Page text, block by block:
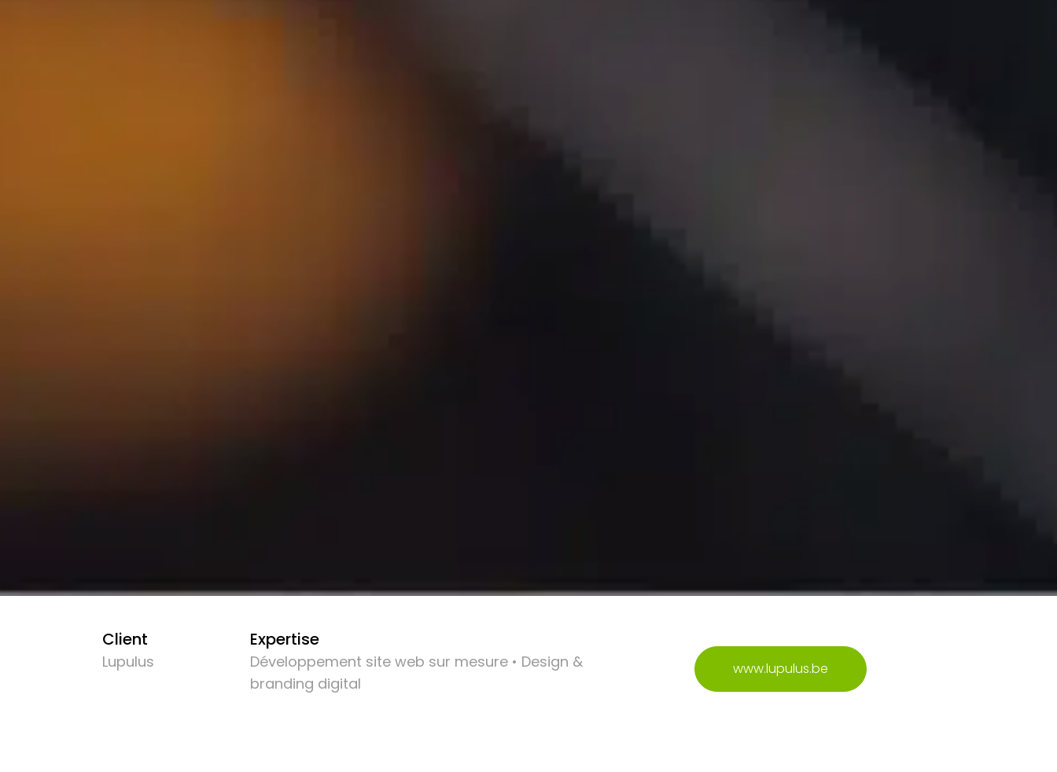
Client
Lupulus
Expertise
Développement site web sur mesure • Design &
branding digital
www.lupulus.be